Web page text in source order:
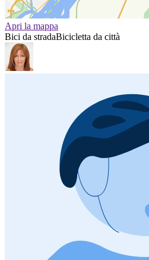
Apri la mappa
Bici da stradaBicicletta da città